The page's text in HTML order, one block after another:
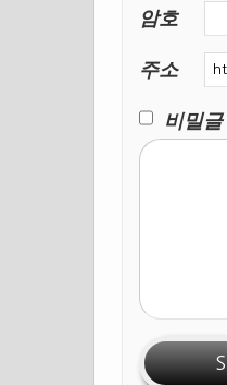
암호
주소
비밀글